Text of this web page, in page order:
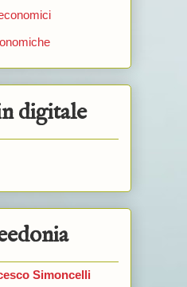
digitale
Simoncelli